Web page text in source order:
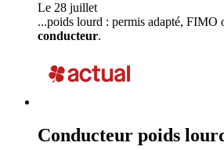
Le 28 juillet
...poids lourd : permis adapté, FIMO
conducteur.
Conducteur poids